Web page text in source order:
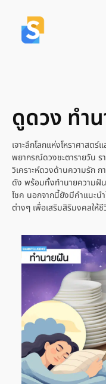
ดูดวง ทำ
เจาะลึกโลกแห่งโหราศาสต
พยากรณ์ดวงชะตารายวัน ร
วิเคราะห์ดวงด้านความรัก
ดัง พร้อมทั้งทำนายความฝั
โชค นอกจากนี้ยังมีคำแนะน
ต่างๆ เพื่อเสริมสิริมงคลให้ชี